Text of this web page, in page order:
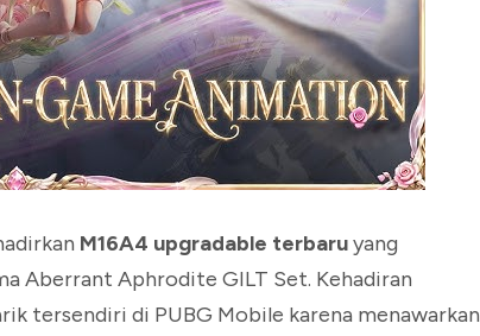
M16A4 upgradable terbaruyang
Aberrant Aphrodite GILT Set. Kehadiran
tersendiri di PUBG Mobile karena menawarkan